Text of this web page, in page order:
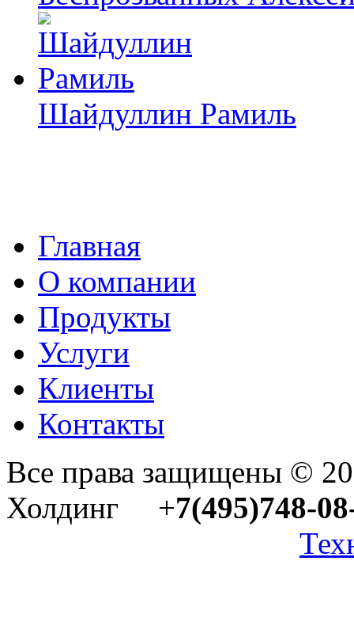
Шайдуллин Рамиль
Главная
О компании
Продукты
Услуги
Клиенты
Контакты
Все права защищены ©
Холдинг +7(495)748-